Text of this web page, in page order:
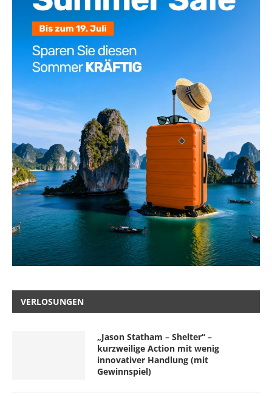
VERLOSUNGEN
„Jason Statham – Shelter“ –
kurzweilige Action mit wenig
innovativer Handlung (mit
Gewinnspiel)